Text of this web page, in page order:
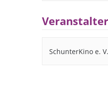
Veranstalter
SchunterKino e. V.